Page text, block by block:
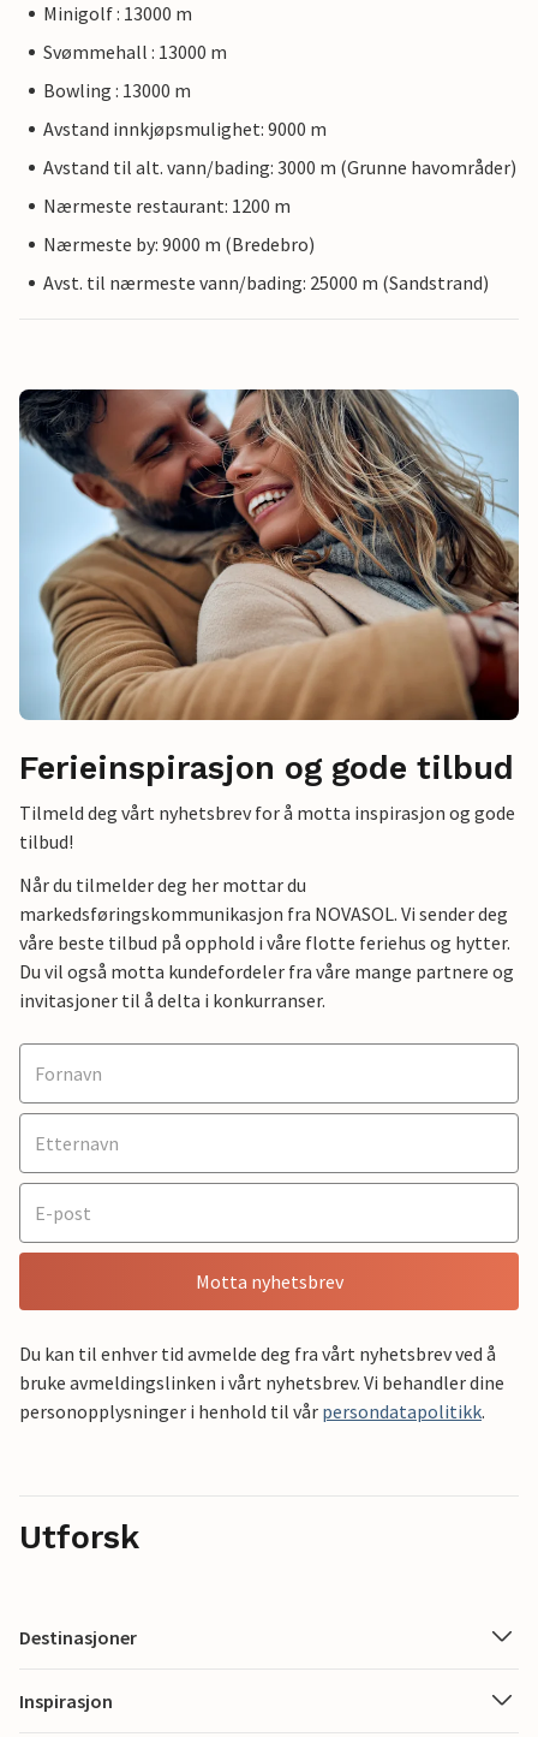
Minigolf : 13000 m
Svømmehall : 13000 m
Bowling : 13000 m
Avstand innkjøpsmulighet: 9000 m
Avstand til alt. vann/bading: 3000 m (Grunne havområder)
Nærmeste restaurant: 1200 m
Nærmeste by: 9000 m (Bredebro)
Avst. til nærmeste vann/bading: 25000 m (Sandstrand)
Ferieinspirasjon og gode tilbud
Tilmeld deg vårt nyhetsbrev for å motta inspirasjon og gode
tilbud!
Når du tilmelder deg her mottar du
markedsføringskommunikasjon fra NOVASOL. Vi sender deg
våre beste tilbud på opphold i våre flotte feriehus og hytter.
Du vil også motta kundefordeler fra våre mange partnere og
invitasjoner til å delta i konkurranser.
Motta nyhetsbrev
Du kan til enhver tid avmelde deg fra vårt nyhetsbrev ved å
bruke avmeldingslinken i vårt nyhetsbrev. Vi behandler dine
personopplysninger i henhold til vår persondatapolitikk.
Utforsk
Destinasjoner
Inspirasjon